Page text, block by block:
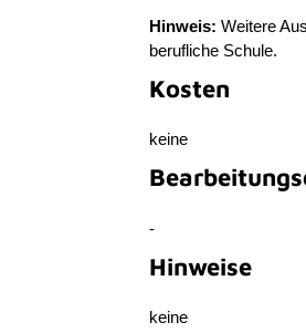
Hinweis: Weitere
berufliche Schule.
Kosten
keine
-
Hinweise
keine